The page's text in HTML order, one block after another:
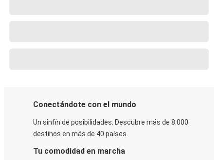
Conectándote con el mundo
Un sinfín de posibilidades. Descubre más de 8.000
destinos en más de 40 países.
Tu comodidad en marcha